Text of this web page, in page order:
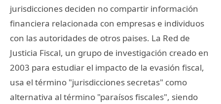
jurisdicciones deciden no compartir información
financiera relacionada con empresas e individuos
con las autoridades de otros paises. La Red de
Justicia Fiscal, un grupo de investigación creado en
2003 para estudiar el impacto de la evasión fiscal,
usa el término "jurisdicciones secretas" como
alternativa al término "paraísos fiscales", siendo